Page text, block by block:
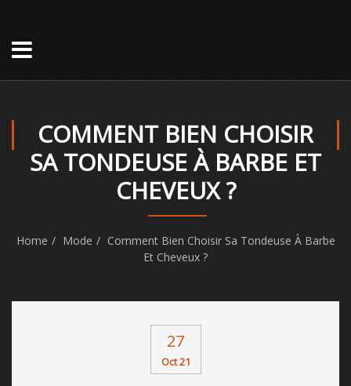
COMMENT BIEN CHOISIR
SA TONDEUSE À BARBE ET
CHEVEUX ?
Home Mode
Comment Bien Choisir Sa Tondeuse À Barbe
Et Cheveux ?
27
Oct 21